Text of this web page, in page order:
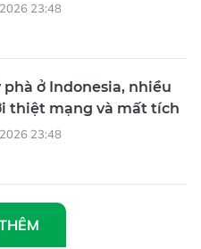
23:48
phà ở Indonesia, nhiều
thiệt mạng và mất tích
23:48